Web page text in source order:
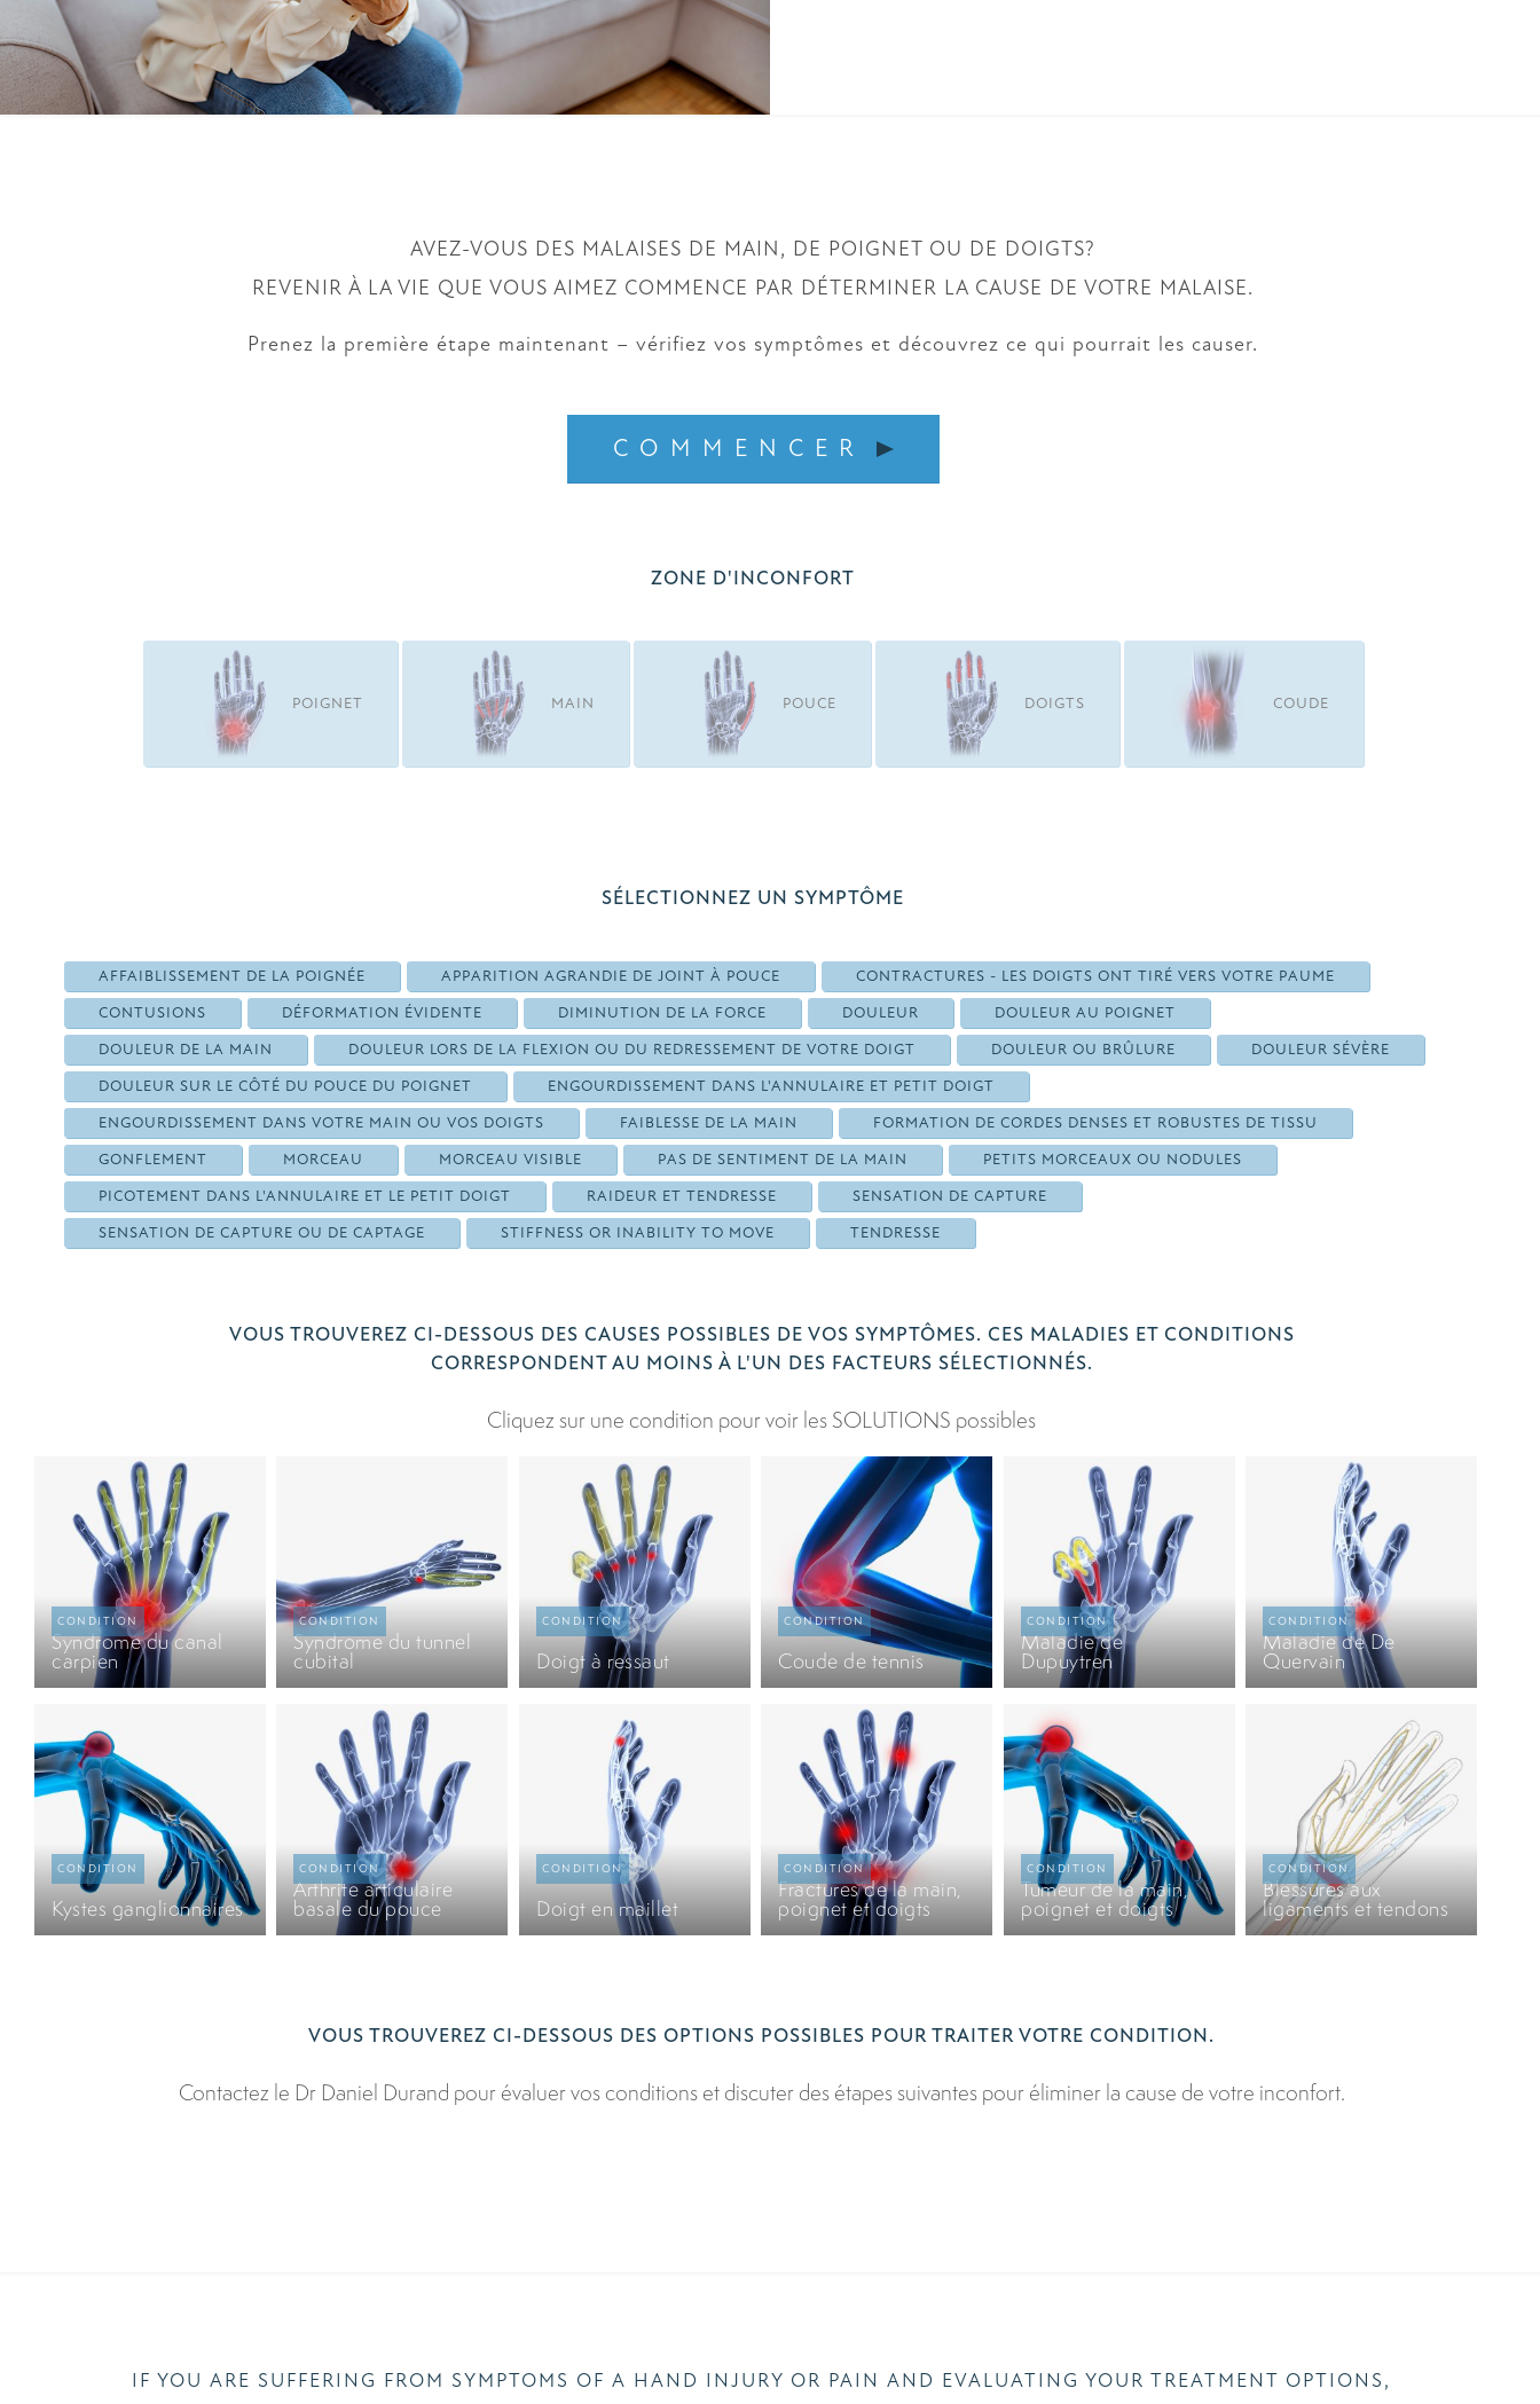
TENDONS
RÉPARATION DES LIGAMENTS,
TENDONS ET NERFS
EXCISION CHIRURGICALE DES
TUMEURS
TENDONS ET NERFS
THÉRAPIE D’INJECTION
DÉCOMPRESSION DU TUNNEL
CUBITAL
TRAITEMENT CHIRURGICAL DU
COUDE DE TENNIS
THÉRAPIE D’INJECTION
AVEZ-VOUS DES MALAISES DE MAIN, DE POIGNET OU DE DOIGTS?
REVENIR À LA VIE QUE VOUS AIMEZ COMMENCE PAR DÉTERMINER LA CAUSE DE VOTRE MALAISE.
Prenez la première étape maintenant – vérifiez vos symptômes et découvrez ce qui pourrait les causer.
COMMENCER
ZONE D'INCONFORT
POIGNET DOIGTS
POUCE
MAIN COUDE
SÉLECTIONNEZ UN SYMPTÔME
AFFAIBLISSEMENT DE LA POIGNÉE APPARITION AGRANDIE DE JOINT À POUCE
CONTRACTURES - LES DOIGTS ONT TIRÉ VERS VOTRE PAUME
CONTUSIONS
DÉFORMATION ÉVIDENTE DIMINUTION DE LA FORCE DOULEUR
DOULEUR AU POIGNET
DOULEUR DE LA MAIN
DOULEUR LORS DE LA FLEXION OU DU REDRESSEMENT DE VOTRE DOIGT DOULEUR OU BRÛLURE
DOULEUR SÉVÈRE
DOULEUR SUR LE CÔTÉ DU POUCE DU POIGNET
ENGOURDISSEMENT DANS L'ANNULAIRE ET PETIT DOIGT
ENGOURDISSEMENT DANS VOTRE MAIN OU VOS DOIGTS
FAIBLESSE DE LA MAIN
FORMATION DE CORDES DENSES ET ROBUSTES DE TISSU
GONFLEMENT
MORCEAU MORCEAU VISIBLE PAS DE SENTIMENT DE LA MAIN
PETITS MORCEAUX OU NODULES
PICOTEMENT DANS L'ANNULAIRE ET LE PETIT DOIGT
RAIDEUR ET TENDRESSE
SENSATION DE CAPTURE
SENSATION DE CAPTURE OU DE CAPTAGE
STIFFNESS OR INABILITY TO MOVE TENDRESSE
VOUS TROUVEREZ CI-DESSOUS DES CAUSES POSSIBLES DE VOS SYMPTÔMES. CES MALADIES ET CONDITIONS
CORRESPONDENT AU MOINS À L'UN DES FACTEURS SÉLECTIONNÉS.
Cliquez sur une condition pour voir les SOLUTIONS possibles
Syndrome du canal
carpien
Syndrome du tunnel
cubital Doigt à ressaut Coude de tennis
Maladie de
Dupuytren
Maladie de De
Quervain
Kystes ganglionnaires
Arthrite articulaire
basale du pouce Doigt en maillet
Fractures de la main,
poignet et doigts
Tumeur de la main,
poignet et doigts
Blessures aux
ligaments et tendons
VOUS TROUVEREZ CI-DESSOUS DES OPTIONS POSSIBLES POUR TRAITER VOTRE CONDITION.
Contactez le Dr Daniel Durand pour évaluer vos conditions et discuter des étapes suivantes pour éliminer la cause de votre inconfort.
IF YOU ARE SUFFERING FROM SYMPTOMS OF A HAND INJURY OR PAIN AND EVALUATING YOUR TREATMENT OPTIONS,